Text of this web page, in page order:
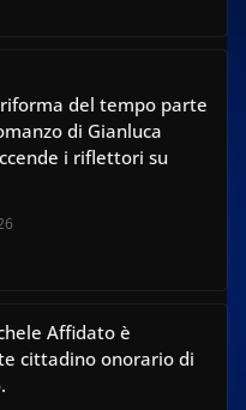
riforma del tempo parte
di Gianluca
i riflettori su
Affidato è
cittadino onorario di